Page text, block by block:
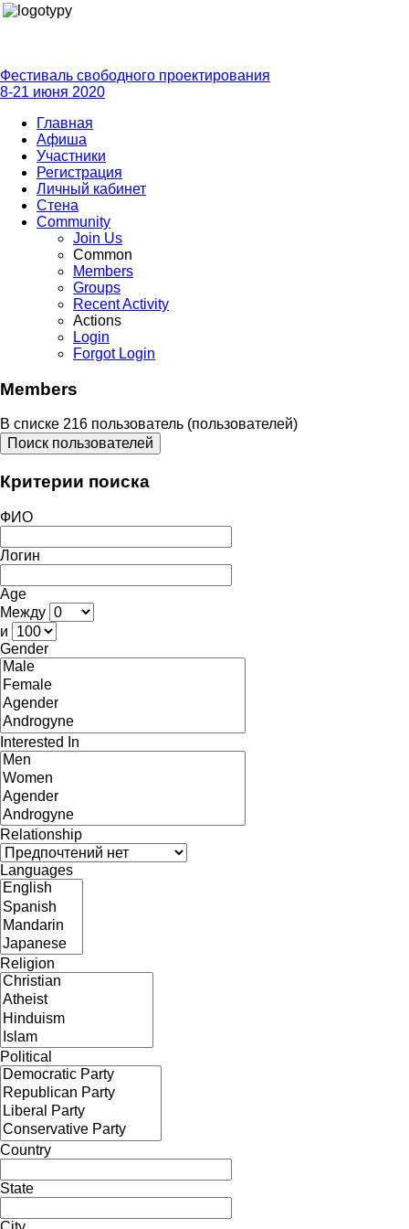
Фестиваль свободного проектирования
8-21 июня 2020
Главная
Афиша
Участники
Регистрация
Личный кабинет
Стена
Community
Join Us
Common
Members
Groups
Recent Activity
Actions
Login
Forgot Login
Members
В списке 216 пользователь (пользователей)
Поиск пользователей
Критерии поиска
ФИО
Логин
Age
Между
и
Gender
Interested In
Relationship
Languages
Religion
Political
Country
State